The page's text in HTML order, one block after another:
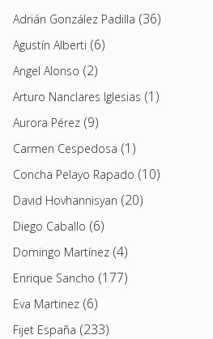
Adrián González Padilla (36)
Agustín Alberti (6)
Angel Alonso (2)
Arturo Nanclares Iglesias (1)
Aurora Pérez (9)
Carmen Cespedosa (1)
Concha Pelayo Rapado (10)
David Hovhannisyan (20)
Diego Caballo (6)
Domingo Martínez (4)
Enrique Sancho (177)
Eva Martinez (6)
Fijet España (233)